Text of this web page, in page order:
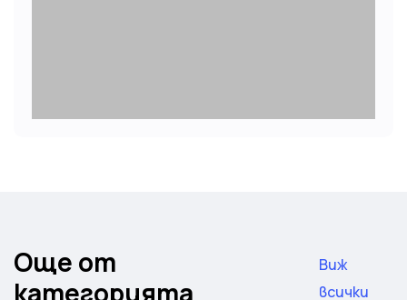
Още от
категорията
Виж
всички